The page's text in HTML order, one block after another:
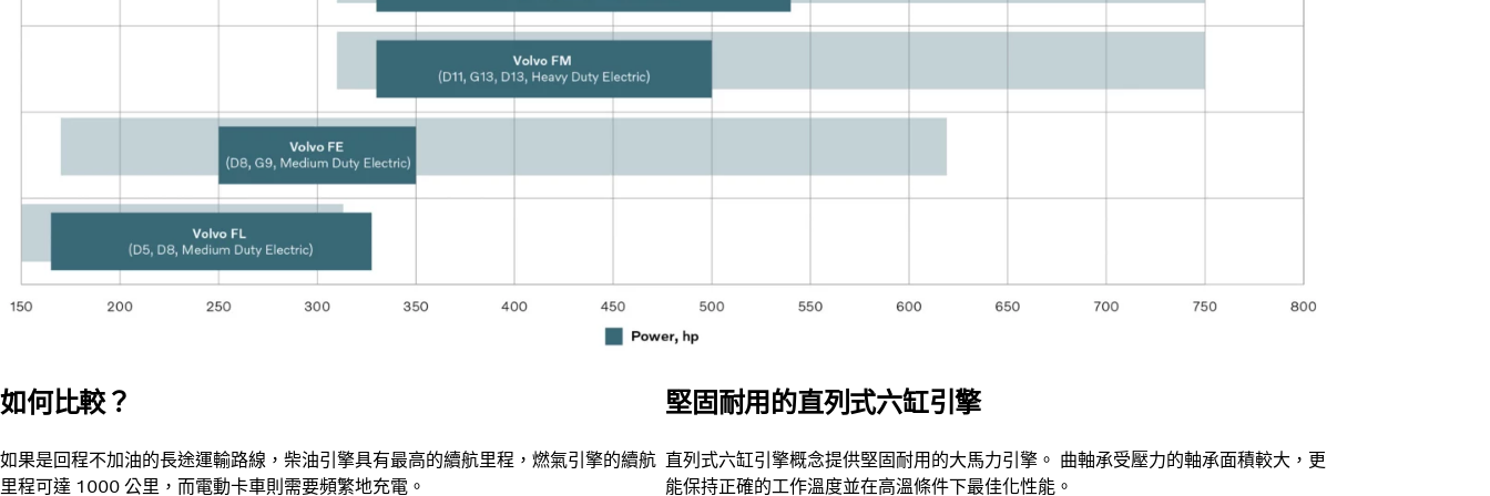
如何比較？
如果是回程不加油的長途運輸路線，柴油引擎具有最高的續航里程，燃氣引擎的續航
里程可達 1000 公里，而電動卡車則需要頻繁地充電。
堅固耐用的直列式六缸引擎
直列式六缸引擎概念提供堅固耐用的大馬力引擎。 曲軸承受壓力的軸承面積較大，更
能保持正確的工作溫度並在高溫條件下最佳化性能。